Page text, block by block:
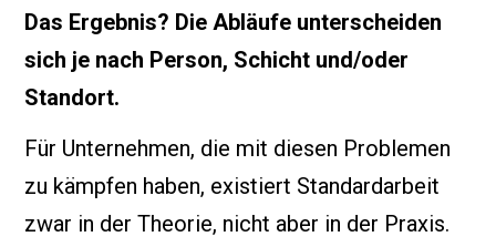
Das Ergebnis? Die Abläufe unterscheiden
sich je nach Person, Schicht und/oder
Standort.
Für Unternehmen, die mit diesen Problemen
zu kämpfen haben, existiert Standardarbeit
zwar in der Theorie, nicht aber in der Praxis.